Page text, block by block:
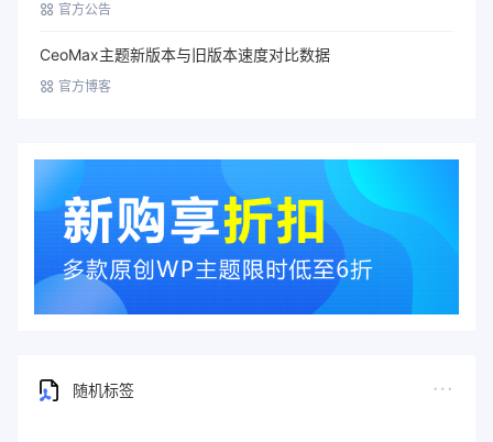
官方公告
CeoMax主题新版本与旧版本速度对比数据
官方博客
随机标签